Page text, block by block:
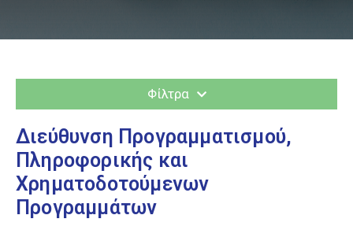
Φίλτρα
Υπαγόμενες στον
Δήμαρχο
Αιρετοί
Διεύθυνση Αθλητισμού &
Διεύθυνση Προγραμματισμού,
Πληροφορικής και
Χρηματοδοτούμενων
Προγραμμάτων